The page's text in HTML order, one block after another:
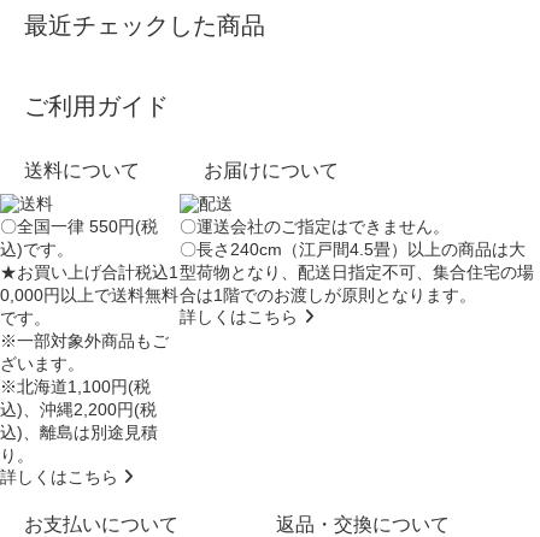
最近チェックした商品
ご利用ガイド
送料について
〇全国一律 550円(税
込)です。
★お買い上げ合計税込1
0,000円以上で送料無料
です。
※一部対象外商品もご
ざいます。
※北海道1,100円(税
込)、沖縄2,200円(税
込)、離島は別途見積
り。
詳しくはこちら
お届けについて
〇運送会社のご指定はできません。
〇長さ240cm（江戸間4.5畳）以上の商品は大
型荷物となり、配送日指定不可、集合住宅の場
合は1階でのお渡しが原則となります。
詳しくはこちら
お支払いについて 返品・交換について